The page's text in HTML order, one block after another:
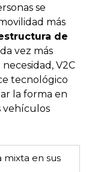
se
más
de
vez más
V2C
tecnológico
la forma en
vehículos
en sus